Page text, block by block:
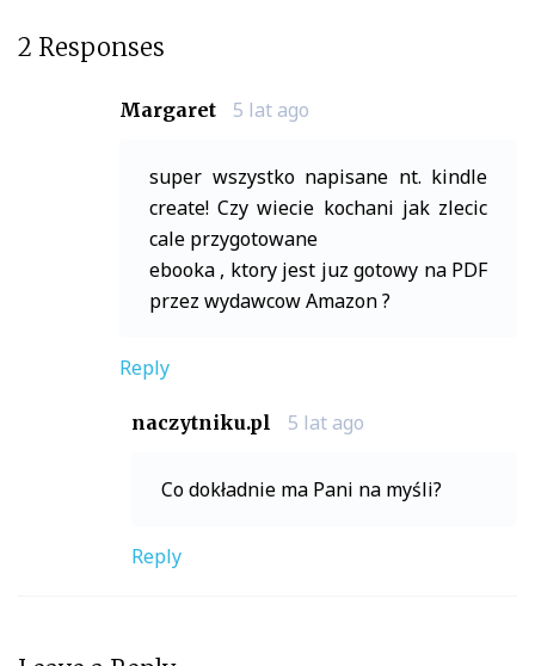
2 Responses
Margaret 5 lat ago
super wszystko napisane nt. kindle
create! Czy wiecie kochani jak zlecic
cale przygotowane
ebooka , ktory jest juz gotowy na PDF
przez wydawcow Amazon ?
Reply
naczytniku.pl 5 lat ago
Co dokładnie ma Pani na myśli?
Reply